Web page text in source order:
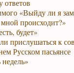
ответов
«Выйду ли я
происходит?»
будет»
прислушаться к
Русском пасьянсе